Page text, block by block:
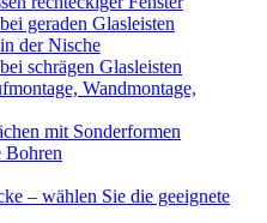
geraden Glasleisten
der Nische
schrägen Glasleisten
Wandmontage,
mit Sonderformen
Bohren
– wählen Sie die geeignete